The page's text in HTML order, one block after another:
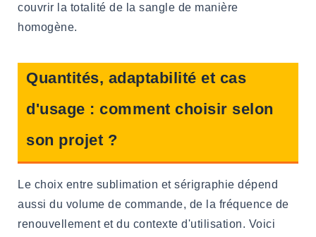
couvrir la totalité de la sangle de manière
homogène.
Quantités, adaptabilité et cas
d'usage : comment choisir selon
son projet ?
Le choix entre sublimation et sérigraphie dépend
aussi du volume de commande, de la fréquence de
renouvellement et du contexte d'utilisation. Voici